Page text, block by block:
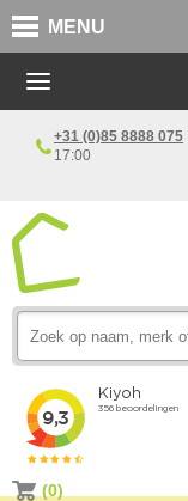
MENU
+31 (0)85 8888 075
17:00
(0)